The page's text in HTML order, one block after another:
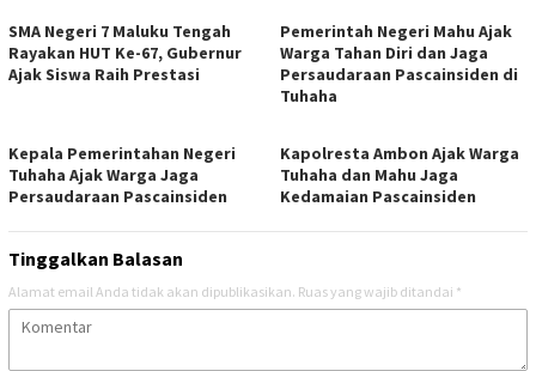
SMA Negeri 7 Maluku Tengah
Rayakan HUT Ke-67, Gubernur
Ajak Siswa Raih Prestasi
Pemerintah Negeri Mahu Ajak
Warga Tahan Diri dan Jaga
Persaudaraan Pascainsiden di
Tuhaha
Kepala Pemerintahan Negeri
Tuhaha Ajak Warga Jaga
Persaudaraan Pascainsiden
Kapolresta Ambon Ajak Warga
Tuhaha dan Mahu Jaga
Kedamaian Pascainsiden
Tinggalkan Balasan
Alamat email Anda tidak akan dipublikasikan. Ruas yang wajib ditandai *